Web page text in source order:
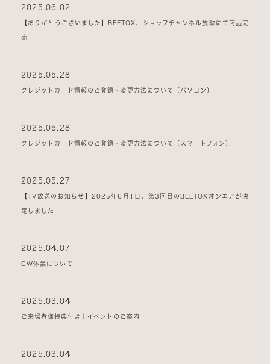
2025.06.02
【ありがとうございました】BEETOX、ショップチャンネル放映にて商品完
売
2025.05.28
クレジットカード情報のご登録・変更方法について（パソコン）
2025.05.28
クレジットカード情報のご登録・変更方法について（スマートフォン）
2025.05.27
【TV放送のお知らせ】2025年6月1日、第3回目のBEETOXオンエアが決
定しました
2025.04.07
GW休業について
2025.03.04
ご来場者様特典付き！イベントのご案内
2025.03.04